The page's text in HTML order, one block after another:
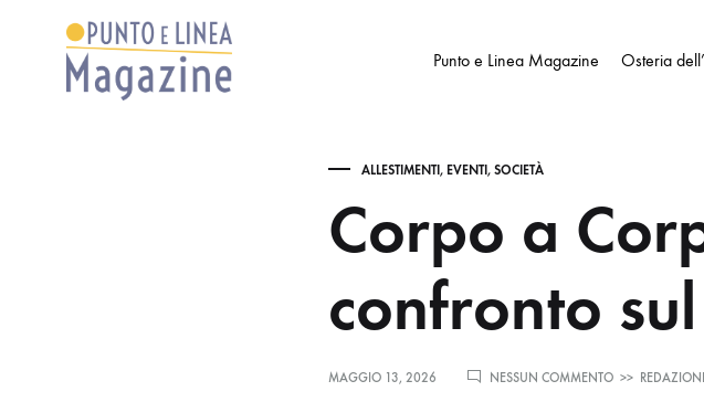
Punto e Linea Magazine Osteria
ALLESTIMENTI, EVENTI, SOCIETÀ
Corpo a
confronto
MAGGIO 13, 2026 NESSUN COMMENTOSU>>